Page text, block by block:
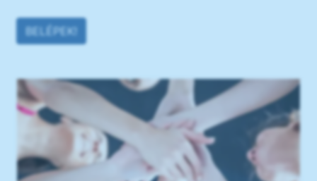
BELÉPEK!